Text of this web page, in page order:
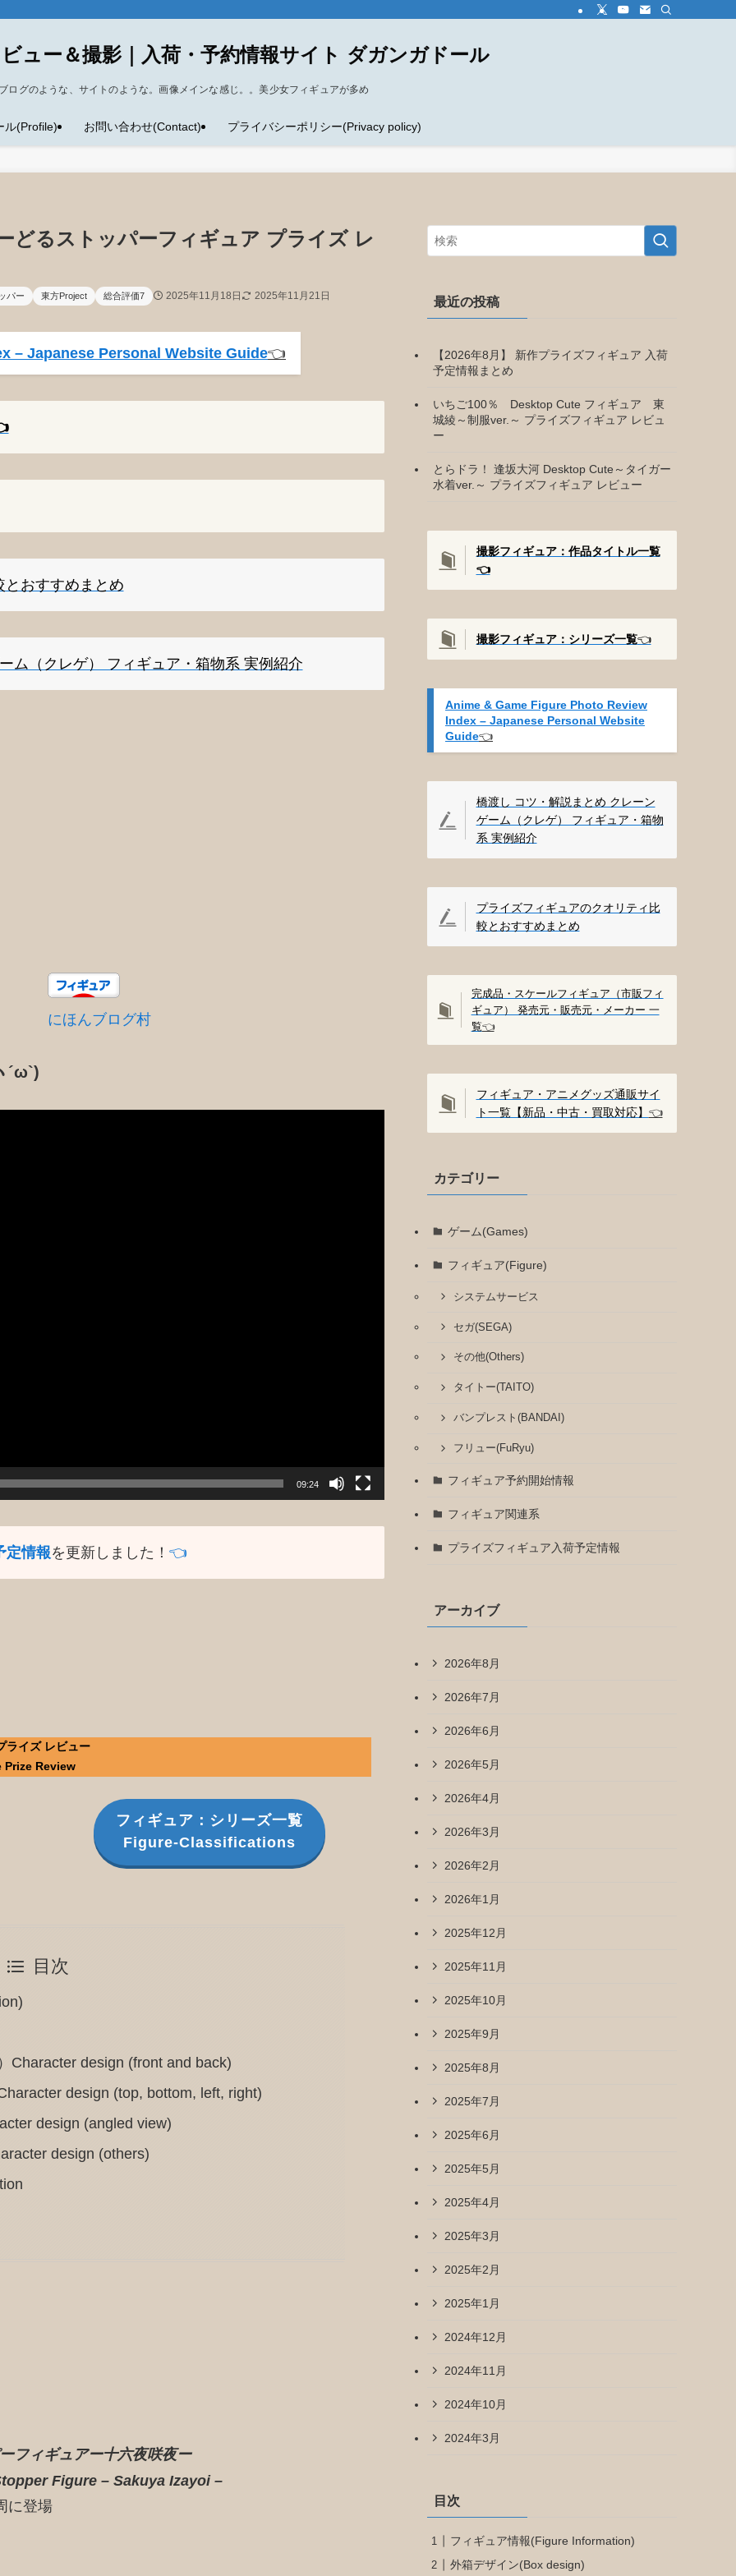
ュー＆撮影｜入荷・予約情報サイト ダガンガドール
ブログのような、サイトのような。画像メインな感じ。。美少女フィギュアが多め
ル(Profile) お問い合わせ(Contact) プライバシーポリシー(Privacy policy)
どるストッパーフィギュア プライズ レ
パー 東方Project 総合評価7 2025年11月18日 2025年11月21日
– Japanese Personal Website Guide👈️
とおすすめまとめ
ム（クレゲ） フィギュア・箱物系 実例紹介
にほんブログ村
´ω`)
09:24
定情報を更新しました！ 👈️
ライズ レビュー
Review
フィギュア：シリーズ一覧
Figure-Classifications
目次
Character design (front and back)
design (top, bottom, left, right)
design (angled view)
design (others)
フィギュアー十六夜咲夜ー
Figure – Sakuya Izayoi –
に登場
最近の投稿
【2026年8月】 新作プライズフィギュア 入荷
予定情報まとめ
いちご100％ Desktop Cute フィギュア 東
城綾～制服ver.～ プライズフィギュア レビュ
ー
とらドラ！ 逢坂大河 Desktop Cute～タイガー
水着ver.～ プライズフィギュア レビュー
撮影フィギュア：作品タイトル一覧
👈️
撮影フィギュア：シリーズ一覧👈️
Anime & Game Figure Photo Review
Index – Japanese Personal Website
Guide👈️
橋渡し コツ・解説まとめ クレーン
ゲーム（クレゲ） フィギュア・箱物
系 実例紹介
プライズフィギュアのクオリティ比
較とおすすめまとめ
完成品・スケールフィギュア（市販フィ
ギュア） 発売元・販売元・メーカー 一
覧👈️
フィギュア・アニメグッズ通販サイ
ト一覧【新品・中古・買取対応】 👈️
カテゴリー
ゲーム(Games)
フィギュア(Figure)
システムサービス
セガ(SEGA)
その他(Others)
タイトー(TAITO)
バンプレスト(BANDAI)
フリュー(FuRyu)
フィギュア予約開始情報
フィギュア関連系
プライズフィギュア入荷予定情報
アーカイブ
2026年8月
2026年7月
2026年6月
2026年5月
2026年4月
2026年3月
2026年2月
2026年1月
2025年12月
2025年11月
2025年10月
2025年9月
2025年8月
2025年7月
2025年6月
2025年5月
2025年4月
2025年3月
2025年2月
2025年1月
2024年12月
2024年11月
2024年10月
2024年3月
目次
フィギュア情報(Figure Information)
外箱デザイン(Box design)